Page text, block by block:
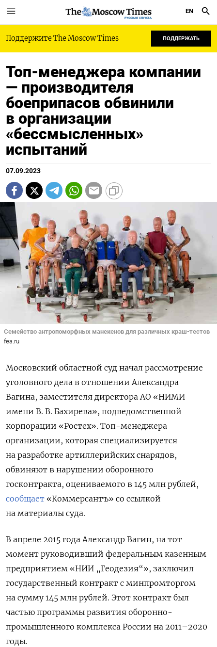
РУССКАЯ СЛУЖБА
EN
Поддержите The Moscow Times ПОДДЕРЖАТЬ
Топ-менеджера компании
— производителя
боеприпасов обвинили
в организации
«бессмысленных»
испытаний
07.09.2023
Семейство антропоморфных манекенов для различных краш-тестов
fea.ru
Московский областной суд начал рассмотрение
уголовного дела в отношении Александра
Вагина, заместителя директора АО «НИМИ
имени В. В. Бахирева», подведомственной
корпорации «Ростех». Топ-менеджера
организации, которая специализируется
на разработке артиллерийских снарядов,
обвиняют в нарушении оборонного
госконтракта, оцениваемого в 145 млн рублей,
сообщает «Коммерсантъ» со ссылкой
на материалы суда.
В апреле 2015 года Александр Вагин, на тот
момент руководивший федеральным казенным
предприятием «НИИ „Геодезия“», заключил
государственный контракт с минпромторгом
на сумму 145 млн рублей. Этот контракт был
частью программы развития оборонно-
промышленного комплекса России на 2011–2020
годы.